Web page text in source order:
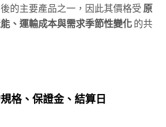
的主要產品之一，因此其價格受 原
、運輸成本與需求季節性變化 的共
格、保證金、結算日